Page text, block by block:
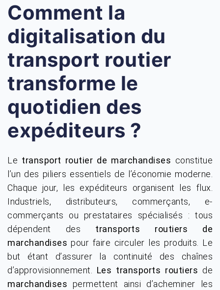
Comment la
digitalisation du
transport routier
transforme le
quotidien des
expéditeurs ?
Le transport routier de marchandises constitue
l’un des piliers essentiels de l’économie moderne.
Chaque jour, les expéditeurs organisent les flux.
Industriels, distributeurs, commerçants, e-
commerçants ou prestataires spécialisés : tous
dépendent des transports routiers
de
marchandises pour faire circuler les produits. Le
but étant d’assurer la continuité des chaînes
d’approvisionnement. Les transports routiers de
marchandises permettent ainsi d’acheminer les